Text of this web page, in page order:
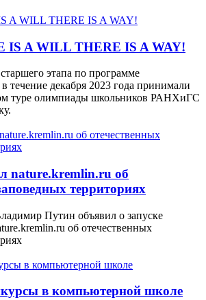
IS A WILL THERE IS A WAY!
этапа по программе
течение декабря 2023 года принимали
туре олимпиады школьников РАНХиГС
nature.kremlin.ru об
территориях
Путин объявил о запуске
об отечественных
в компьютерной школе